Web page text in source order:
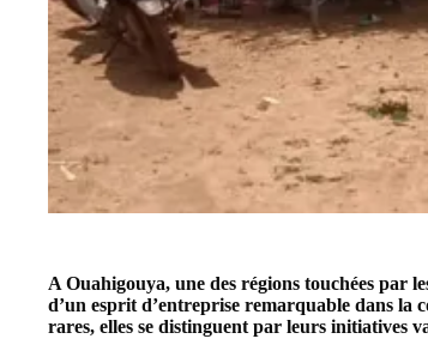
A Ouahigouya, une des régions touchées par
d’un esprit d’entreprise remarquable dans la
rares, elles se distinguent par leurs initiatives